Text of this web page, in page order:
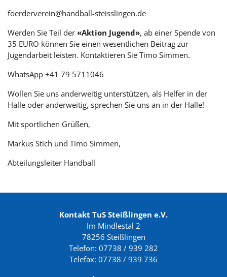
foerderverein@handball-steisslingen.de
Werden Sie Teil der «Aktion Jugend», ab einer Spende von
35 EURO können Sie einen wesentlichen Beitrag zur
Jugendarbeit leisten. Kontaktieren Sie Timo Simmen.
WhatsApp +41 79 5711046
Wollen Sie uns anderweitig unterstützen, als Helfer in der
Halle oder anderweitig, sprechen Sie uns an in der Halle!
Mit sportlichen Grüßen,
Markus Stich und Timo Simmen,
Abteilungsleiter Handball
Kontakt TuS Steißlingen e.V.
Im Mindlestal 2
78256 Steißlingen
Telefon: 07738 / 939 282
Telefax: 07738 / 939 736